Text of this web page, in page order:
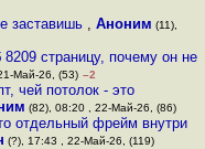
заставишь , Аноним (11),
страницу, почему он не
Май-26, (53) –2
чей потолок - это
(82), 08:20 , 22-Май-26, (86)
отдельный фрейм внутри
(?), 17:43 , 22-Май-26, (119)